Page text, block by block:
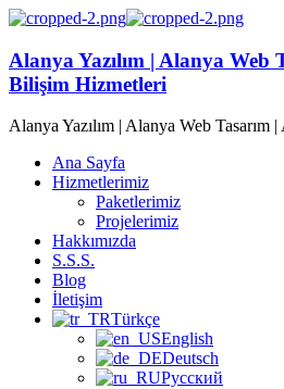
Alanya Yazılım | Alanya Web
Bilişim Hizmetleri
Alanya Yazılım | Alanya Web
Ana Sayfa
Hizmetlerimiz
Paketlerimiz
Projelerimiz
Hakkımızda
S.S.S.
Blog
İletişim
Türkçe
English
Deutsch
Русский